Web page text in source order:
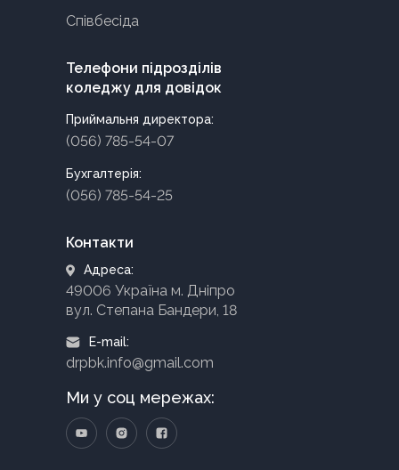
Співбесіда
Телефони підрозділів
коледжу для довідок
Приймальня директора:
(056) 785-54-07
Бухгалтерія:
(056) 785-54-25
Контакти
Адреса:
49006 Україна м. Дніпро
вул. Степана Бандери, 18
E-mail:
drpbk.info@gmail.com
Ми у соц мережах: